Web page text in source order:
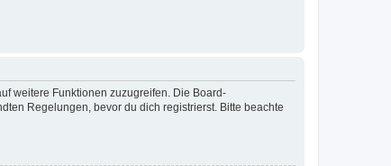
weitere Funktionen zuzugreifen. Die Board-
Regelungen, bevor du dich registrierst. Bitte beachte